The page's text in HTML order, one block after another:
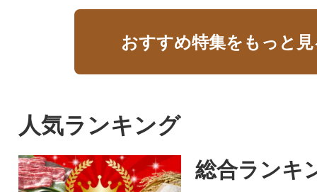
おすすめ特集をもっと
人気ランキング
総合ランキ